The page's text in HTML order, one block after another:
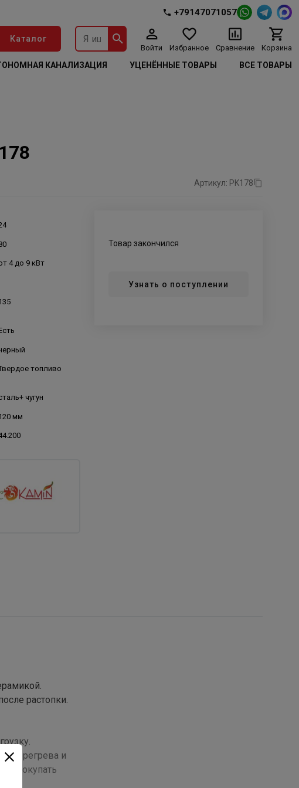
+79147071057
Каталог
Войти Избранное Сравнение Корзина
КАНАЛИЗАЦИЯ УЦЕНЁННЫЕ ТОВАРЫ ВСЕ ТОВАРЫ
Артикул: PK178
4 до 9 кВт
топливо
чугун
мм
Товар закончился
Узнать о поступлении
растопки.
перегрева и
покупать